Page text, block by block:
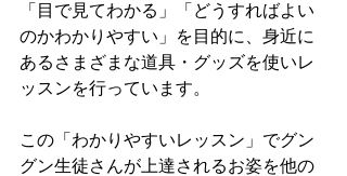
「目で見てわかる」「どうすればよい
のかわかりやすい」を目的に、身近に
あるさまざまな道具・グッズを使いレ
ッスンを行っています。
この「わかりやすいレッスン」でグン
グン生徒さんが上達されるお姿を他の